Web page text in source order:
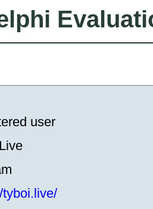
user
tyboi.live/